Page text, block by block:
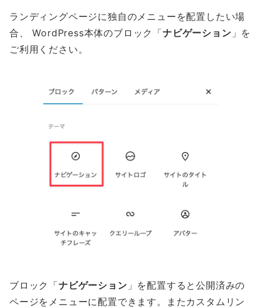
ランディングページに独自のメニューを配置したい場
合、 WordPress本体のブロック「ナビゲーション 」を
ご利用ください。
ブロック「ナビゲーション 」を配置すると公開済みの
ページをメニューに配置できます。またカスタムリン